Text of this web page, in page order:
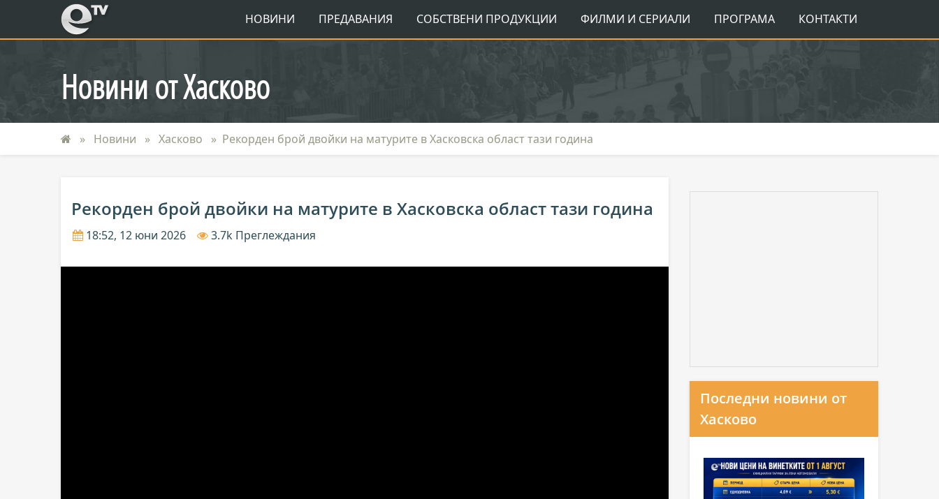
eTV НОВИНИ ПРЕДАВАНИЯ СОБСТВЕНИ ПРОДУКЦИИ ФИЛМИ И СЕРИАЛИ ПРОГРАМА КОНТАКТИ
Новини от Хасково
Новини Хасково Рекорден брой двойки на матурите в Хасковска област тази година
Рекорден брой двойки на матурите в Хасковска област тази година
18:52, 12 юни 2026 3.7k Преглеждания
Последни новини от
Хасково